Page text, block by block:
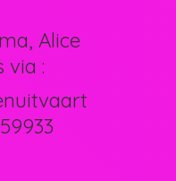
Alice
via :